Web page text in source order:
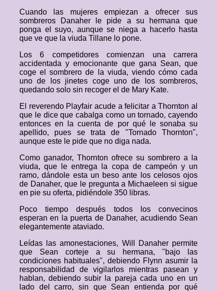
Cuando las mujeres empiezan a ofrecer sus
sombreros Danaher le pide a su hermana que
ponga el suyo, aunque se niega a hacerlo hasta
que ve que la viuda Tillane lo pone.
Los 6 competidores comienzan una carrera
accidentada y emocionante que gana Sean, que
coge el sombrero de la viuda, viendo cómo cada
uno de los jinetes coge uno de los sombreros,
quedando solo sin recoger el de Mary Kate.
El reverendo Playfair acude a felicitar a Thornton al
que le dice que cabalga como un tornado, cayendo
entonces en la cuenta de por qué le sonaba su
apellido, pues se trata de "Tornado Thornton",
aunque este le pide que no diga nada.
Como ganador, Thornton ofrece su sombrero a la
viuda, que le entrega la copa de campeón y un
ramo, dándole esta un beso ante los celosos ojos
de Danaher, que le pregunta a Michaeleen si sigue
en pie su oferta, pidiéndole 350 libras.
Poco tiempo después todos los convecinos
esperan en la puerta de Danaher, acudiendo Sean
elegantemente ataviado.
Leídas las amonestaciones, Will Danaher permite
que Sean corteje a su hermana, "bajo las
condiciones habituales", debiendo Flynn asumir la
responsabilidad de vigilarlos mientras pasean y
hablan, debiendo subir la pareja cada uno en un
lado del carro, sin que Sean entienda por qué